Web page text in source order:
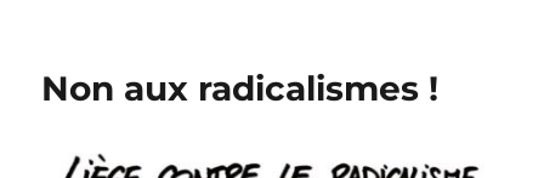
!
Non aux radicalismes !